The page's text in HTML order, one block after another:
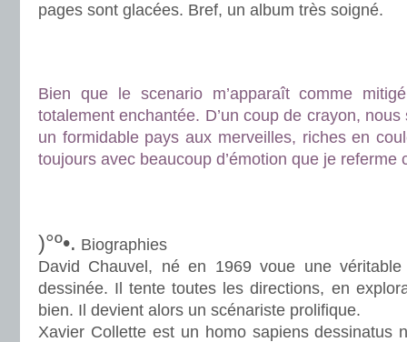
pages sont glacées. Bref, un album très soigné.
Bien que le scenario m’apparaît comme
totalement enchantée. D’un coup de crayon,
un formidable pays aux merveilles, riches en
toujours avec beaucoup d’émotion que je referme
)°º•. Biographies
David Chauvel, né en 1969 voue une
dessinée. Il tente toutes les directions, en
bien. Il devient alors un scénariste prolifique.
Xavier Collette est un homo sapiens dessinatus